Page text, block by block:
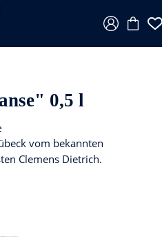
0,5 l
vom bekannten
Clemens Dietrich.